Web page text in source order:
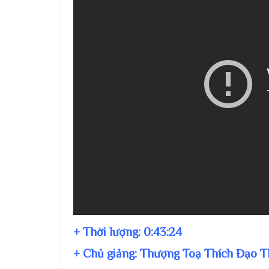
+ Thời lượng: 0:43:24
+ Chủ giảng: Thượng Toạ Thích Đạo